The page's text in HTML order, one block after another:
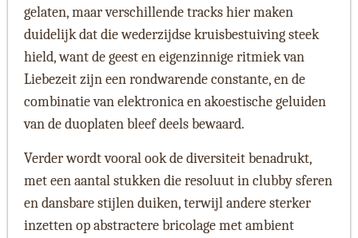
gelaten, maar verschillende tracks hier maken
duidelijk dat die wederzijdse kruisbestuiving steek
hield, want de geest en eigenzinnige ritmiek van
Liebezeit zijn een rondwarende constante, en de
combinatie van elektronica en akoestische geluiden
van de duoplaten bleef deels bewaard.
Verder wordt vooral ook de diversiteit benadrukt,
met een aantal stukken die resoluut in clubby sferen
en dansbare stijlen duiken, terwijl andere sterker
inzetten op abstractere bricolage met ambient